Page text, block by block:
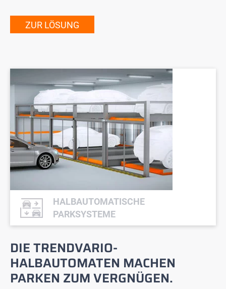
ZUR LÖSUNG
HALBAUTOMATISCHE
PARKSYSTEME
DIE TRENDVARIO-
HALBAUTOMATEN MACHEN
PARKEN ZUM VERGNÜGEN.